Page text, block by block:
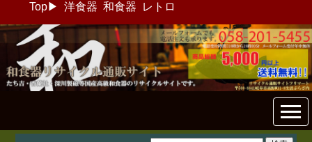
Top▶ 洋食器 和食器 レトロ
和食器リサイクル通販専門店
フリマート